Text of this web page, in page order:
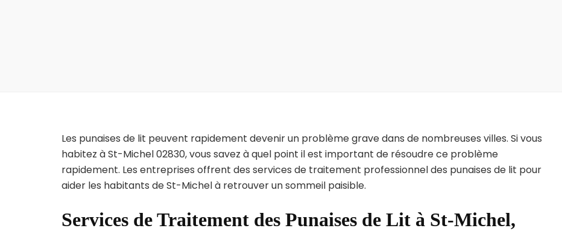
Les punaises de lit peuvent rapidement devenir un problème grave dans de nombreuses villes. Si vous
habitez à St-Michel 02830, vous savez à quel point il est important de résoudre ce problème
rapidement. Les entreprises offrent des services de traitement professionnel des punaises de lit pour
aider les habitants de St-Michel à retrouver un sommeil paisible.
Services de Traitement des Punaises de Lit à St-Michel,